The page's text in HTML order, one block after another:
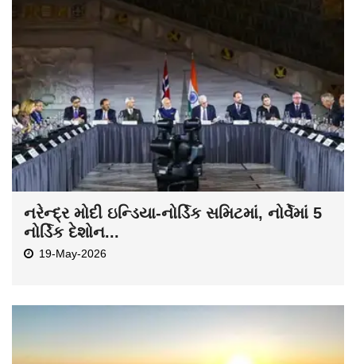
નરેન્દ્ર મોદી ઇન્ડિયા-નોર્ડિક સમિટમાં, નોર્વેમાં 5
નોર્ડિક દેશોન...
19-May-2026